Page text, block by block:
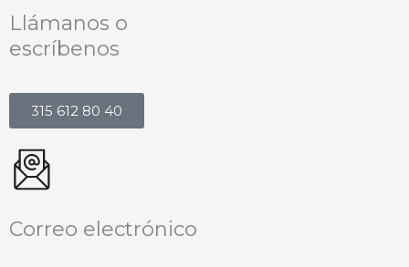
Llámanos o
escríbenos
315 612 80 40
Correo electrónico